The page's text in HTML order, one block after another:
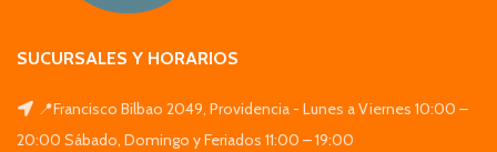
SUCURSALES Y HORARIOS
📍Francisco Bilbao 2049, Providencia - Lunes a Viernes 10:00 –
20:00 Sábado, Domingo y Feriados 11:00 – 19:00